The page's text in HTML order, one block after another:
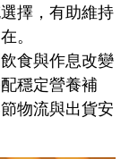
擇，有助維持
。
食與作息改變
穩定營養補
物流與出貨安